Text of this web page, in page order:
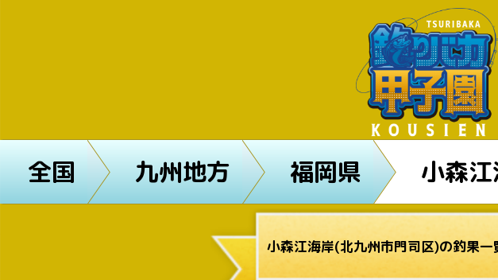
全国 九州地方 福岡県 小森
小森江海岸(北九州市門司区)の釣果